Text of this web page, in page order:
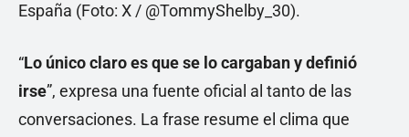
España (Foto: X / @TommyShelby_30).
“Lo único claro es que se lo cargaban y definió
irse”, expresa una fuente oficial al tanto de las
conversaciones. La frase resume el clima que